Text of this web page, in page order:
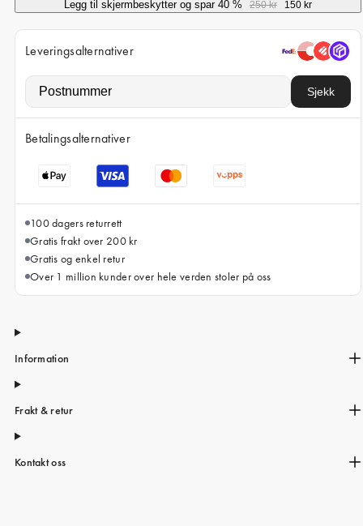
iPhone 15
iPhone 14 Pro
iPhone 14
iPhone 13 Pro
Alle telefonmodeller
Legg til skjermbeskytter og spar 40 % 250 kr 150 kr
Leveringsalternativer
Sjekk
Betalingsalternativer
100 dagers returrett
Gratis frakt over 200 kr
Gratis og enkel retur
Over 1 million kunder over hele verden stoler på oss
Information
Frakt & retur
Kontakt oss